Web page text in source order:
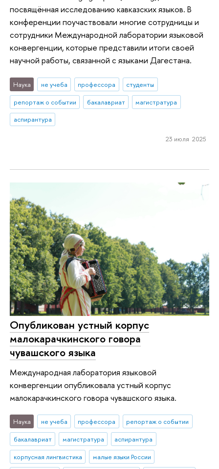
посвящённая исследованию кавказских языков. В
конференции поучаствовали многие сотрудницы и
сотрудники Международной лаборатории языковой
конвергенции, которые представили итоги своей
научной работы, связанной с языками Дагестана.
Наука не учеба профессора
студенты
репортаж о событии
бакалавриат
магистратура
аспирантура
23 июля 2025
Опубликован устный корпус
малокарачкинского говора
чувашского языка
Международная лаборатория языковой
конвергенции опубликовала устный корпус
малокарачкинского говора чувашского языка.
Наука не учеба профессора
репортаж о событии
бакалавриат
магистратура
аспирантура
корпусная лингвистика
малые языки России